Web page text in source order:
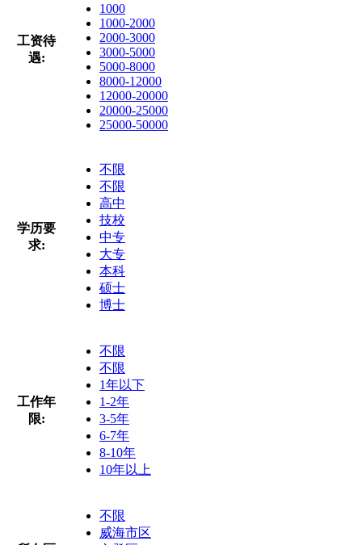
工资待
遇:
1000
1000-2000
2000-3000
3000-5000
5000-8000
8000-12000
12000-20000
20000-25000
25000-50000
学历要
求:
不限
不限
高中
技校
中专
大专
本科
硕士
博士
工作年
限:
不限
不限
1年以下
1-2年
3-5年
6-7年
8-10年
10年以上
不限
威海市区